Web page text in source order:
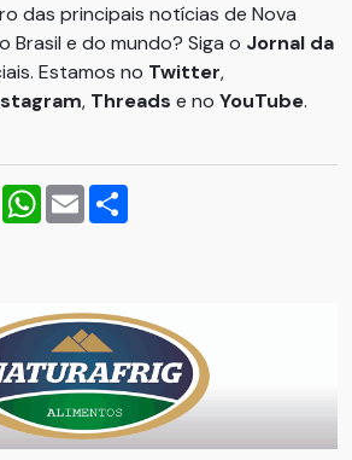
das principais notícias de Nova
Brasil e do mundo? Siga o Jornal da
Estamos no Twitter,
, Threads e no YouTube.
PinterestWhatsApp
Email